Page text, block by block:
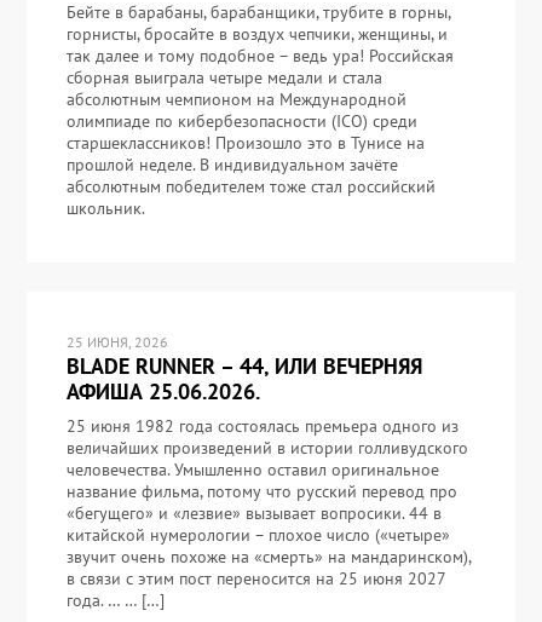
Бейте в барабаны, барабанщики, трубите в горны,
горнисты, бросайте в воздух чепчики, женщины, и
так далее и тому подобное – ведь ура! Российская
сборная выиграла четыре медали и стала
абсолютным чемпионом на Международной
олимпиаде по кибербезопасности (ICO) среди
старшеклассников! Произошло это в Тунисе на
прошлой неделе. В индивидуальном зачёте
абсолютным победителем тоже стал российский
школьник.
25 ИЮНЯ, 2026
BLADE RUNNER – 44, ИЛИ ВЕЧЕРНЯЯ
АФИША 25.06.2026.
25 июня 1982 года состоялась премьера одного из
величайших произведений в истории голливудского
человечества. Умышленно оставил оригинальное
название фильма, потому что русский перевод про
«бегущего» и «лезвие» вызывает вопросики. 44 в
китайской нумерологии – плохое число («четыре»
звучит очень похоже на «смерть» на мандаринском),
в связи с этим пост переносится на 25 июня 2027
года. … … […]